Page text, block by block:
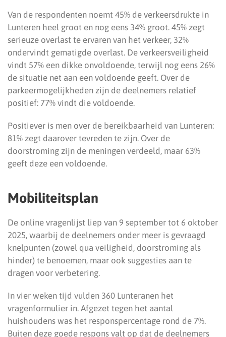
Van de respondenten noemt 45% de verkeersdrukte in
Lunteren heel groot en nog eens 34% groot. 45% zegt
serieuze overlast te ervaren van het verkeer, 32%
ondervindt gematigde overlast. De verkeersveiligheid
vindt 57% een dikke onvoldoende, terwijl nog eens 26%
de situatie net aan een voldoende geeft. Over de
parkeermogelijkheden zijn de deelnemers relatief
positief: 77% vindt die voldoende.
Positiever is men over de bereikbaarheid van Lunteren:
81% zegt daarover tevreden te zijn. Over de
doorstroming zijn de meningen verdeeld, maar 63%
geeft deze een voldoende.
Mobiliteitsplan
De online vragenlijst liep van 9 september tot 6 oktober
2025, waarbij de deelnemers onder meer is gevraagd
knelpunten (zowel qua veiligheid, doorstroming als
hinder) te benoemen, maar ook suggesties aan te
dragen voor verbetering.
In vier weken tijd vulden 360 Lunteranen het
vragenformulier in. Afgezet tegen het aantal
huishoudens was het responspercentage rond de 7%.
Buiten deze goede respons valt op dat de deelnemers